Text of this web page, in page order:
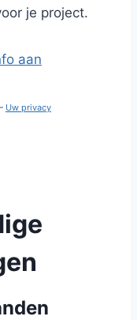
je project.
aan
Uw privacy